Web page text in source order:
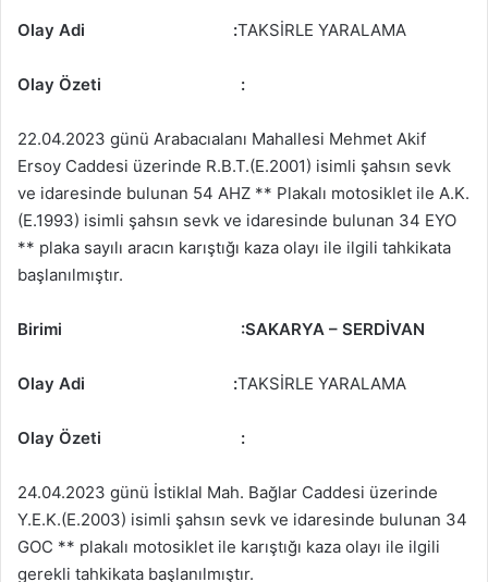
Olay Adi :TAKSİRLE YARALAMA
Olay Özeti :
22.04.2023 günü Arabacıalanı Mahallesi Mehmet Akif
Ersoy Caddesi üzerinde R.B.T.(E.2001) isimli şahsın sevk
ve idaresinde bulunan 54 AHZ ** Plakalı motosiklet ile A.K.
(E.1993) isimli şahsın sevk ve idaresinde bulunan 34 EYO
** plaka sayılı aracın karıştığı kaza olayı ile ilgili tahkikata
başlanılmıştır.
Birimi :SAKARYA – SERDİVAN
Olay Adi :TAKSİRLE YARALAMA
Olay Özeti :
24.04.2023 günü İstiklal Mah. Bağlar Caddesi üzerinde
Y.E.K.(E.2003) isimli şahsın sevk ve idaresinde bulunan 34
GOC ** plakalı motosiklet ile karıştığı kaza olayı ile ilgili
gerekli tahkikata başlanılmıştır.